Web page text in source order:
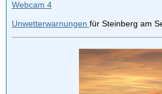
Webcam 4
Unwetterwarnungen für Steinberg am